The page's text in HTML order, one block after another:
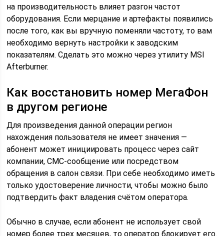
на производительность влияет разгон частот
оборудования. Если мерцание и артефакты появились
после того, как вы вручную поменяли частоту, то вам
необходимо вернуть настройки к заводским
показателям. Сделать это можно через утилиту MSI
Afterburner.
Как восстановить номер МегаФон
в другом регионе
Для произведения данной операции регион
нахождения пользователя не имеет значения —
абонент может инициировать процесс через сайт
компании, СМС-сообщение или посредством
обращения в салон связи. При себе необходимо иметь
только удостоверение личности, чтобы можно было
подтвердить факт владения счётом оператора.
Обычно в случае, если абонент не использует свой
номер более трех месяцев, то оператор блокирует его.